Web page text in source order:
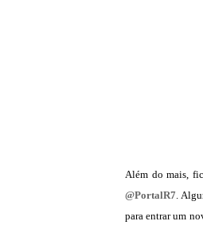
Além do mais,
@PortalR7.
para entrar um